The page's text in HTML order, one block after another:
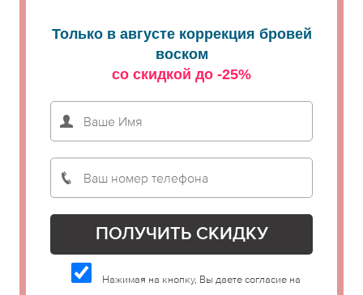
Только в августе коррекция бровей
воском
со скидкой до -25%
Нажимая на кнопку, Вы даете согласие на